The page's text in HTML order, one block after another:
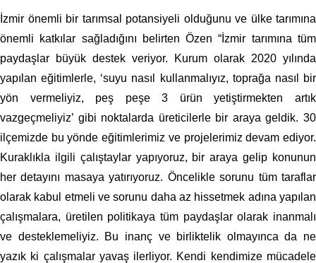
İzmir önemli bir tarımsal potansiyeli olduğunu ve ülke tarımına
önemli katkılar sağladığını belirten Özen “İzmir tarımına tüm
paydaşlar büyük destek veriyor. Kurum olarak 2020 yılında
yapılan eğitimlerle, ‘suyu nasıl kullanmalıyız, toprağa nasıl bir
yön vermeliyiz, peş peşe 3 ürün yetiştirmekten artık
vazgeçmeliyiz’ gibi noktalarda üreticilerle bir araya geldik. 30
ilçemizde bu yönde eğitimlerimiz ve projelerimiz devam ediyor.
Kuraklıkla ilgili çalıştaylar yapıyoruz, bir araya gelip konunun
her detayını masaya yatırıyoruz. Öncelikle sorunu tüm taraflar
olarak kabul etmeli ve sorunu daha az hissetmek adına yapılan
çalışmalara, üretilen politikaya tüm paydaşlar olarak inanmalı
ve desteklemeliyiz. Bu inanç ve birliktelik olmayınca da ne
yazık ki çalışmalar yavaş ilerliyor. Kendi kendimize mücadele